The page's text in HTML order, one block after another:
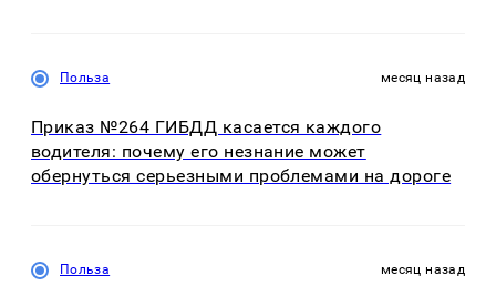
Польза месяц назад
Приказ №264 ГИБДД касается каждого
водителя: почему его незнание может
обернуться серьезными проблемами на дороге
Польза месяц назад